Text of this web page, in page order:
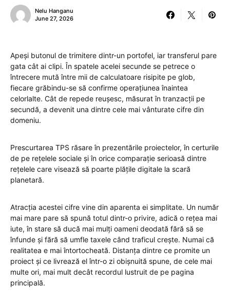
Nelu Hanganu
June 27, 2026
Apeși butonul de trimitere dintr-un portofel, iar transferul pare
gata cât ai clipi. În spatele acelei secunde se petrece o
întrecere mută între mii de calculatoare risipite pe glob,
fiecare grăbindu-se să confirme operațiunea înaintea
celorlalte. Cât de repede reușesc, măsurat în tranzacții pe
secundă, a devenit una dintre cele mai vânturate cifre din
domeniu.
Prescurtarea TPS răsare în prezentările proiectelor, în certurile
de pe rețelele sociale și în orice comparație serioasă dintre
rețelele care visează să poarte plățile digitale la scară
planetară.
Atracția acestei cifre vine din aparenta ei simplitate. Un număr
mai mare pare să spună totul dintr-o privire, adică o rețea mai
iute, în stare să ducă mai mulți oameni deodată fără să se
înfunde și fără să umfle taxele când traficul crește. Numai că
realitatea e mai întortocheată. Distanța dintre ce promite un
proiect și ce livrează el într-o zi obișnuită spune, de cele mai
multe ori, mai mult decât recordul lustruit de pe pagina
principală.